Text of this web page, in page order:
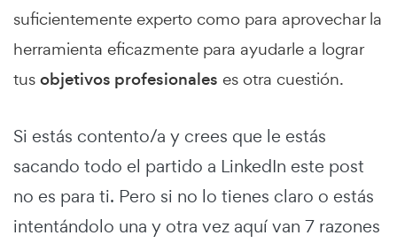
suficientemente experto como para aprovechar la
herramienta eficazmente para ayudarle a lograr
tus objetivos profesionales es otra cuestión.
Si estás contento/a y crees que le estás
sacando todo el partido a LinkedIn este post
no es para ti. Pero si no lo tienes claro o estás
intentándolo una y otra vez aquí van 7 razones